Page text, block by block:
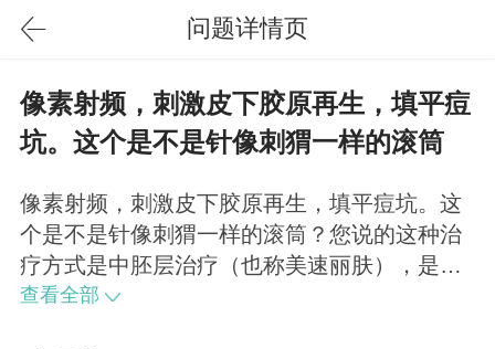
问题详情页
像素射频，刺激皮下胶原再生，填平痘
坑。这个是不是针像刺猬一样的滚筒
像素射频，刺激皮下胶原再生，填平痘坑。这
个是不是针像刺猬一样的滚筒？您说的这种治
疗方式是中胚层治疗（也称美速丽肤），是美
疗的一种。
查看全部